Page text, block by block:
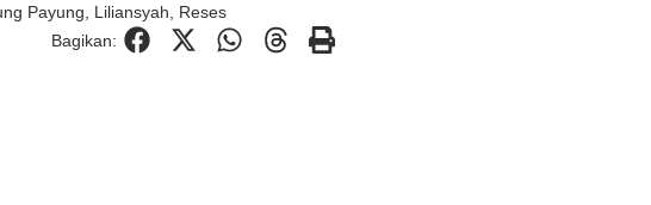
Payung Liliansyah
Reses
Bagikan: